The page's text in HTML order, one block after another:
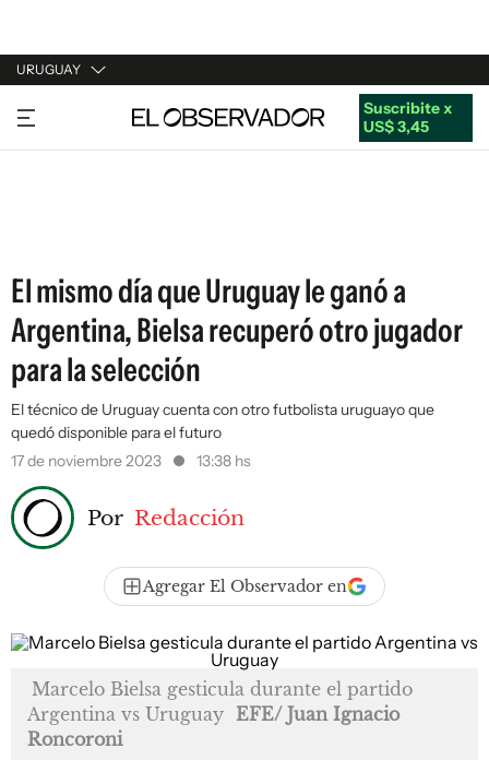
URUGUAY
URUGUAY
ARGENTINA
Suscribite x
US$ 3,45
El mismo día que Uruguay le ganó a
Argentina, Bielsa recuperó otro jugador
para la selección
El técnico de Uruguay cuenta con otro futbolista uruguayo que
quedó disponible para el futuro
17 de noviembre 2023
13:38 hs
Por Redacción
Agregar El Observador en
Marcelo Bielsa gesticula durante el partido
Argentina vs Uruguay EFE/ Juan Ignacio
Roncoroni